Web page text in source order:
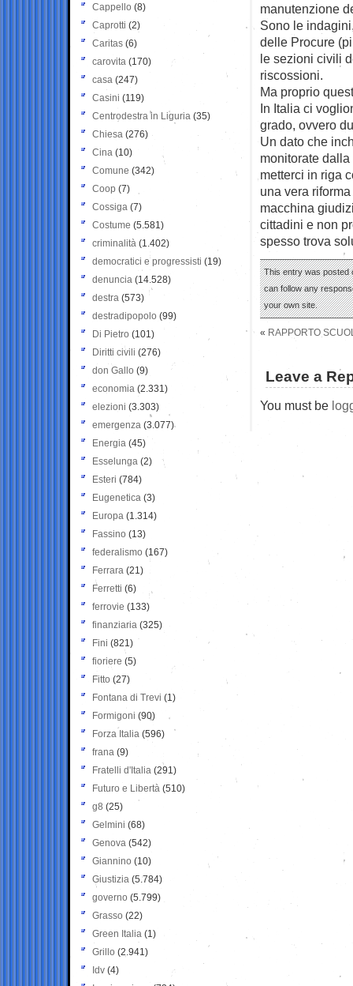
manutenzione
Sono le
delle Procure
le sezioni civili
riscossioni.
Ma proprio
In Italia ci
grado, ovvero
Un dato che
monitorate
metterci in riga
una vera
macchina
cittadini e non
spesso trova
This entry was posted
can follow any
your own site.
« RAPPORTO
Leave a
You must be
Cappello (8)
Caprotti (2)
Caritas (6)
carovita (170)
casa (247)
Casini (119)
Centrodestra in Liguria (35)
Chiesa (276)
Cina (10)
Comune (342)
Coop (7)
Cossiga (7)
Costume (5.581)
criminalità (1.402)
democratici e progressisti (19)
denuncia (14.528)
destra (573)
destradipopolo (99)
Di Pietro (101)
Diritti civili (276)
don Gallo (9)
economia (2.331)
elezioni (3.303)
emergenza (3.077)
Energia (45)
Esselunga (2)
Esteri (784)
Eugenetica (3)
Europa (1.314)
Fassino (13)
federalismo (167)
Ferrara (21)
Ferretti (6)
ferrovie (133)
finanziaria (325)
Fini (821)
fioriere (5)
Fitto (27)
Fontana di Trevi (1)
Formigoni (90)
Forza Italia (596)
frana (9)
Fratelli d'Italia (291)
Futuro e Libertà (510)
g8 (25)
Gelmini (68)
Genova (542)
Giannino (10)
Giustizia (5.784)
governo (5.799)
Grasso (22)
Green Italia (1)
Grillo (2.941)
Idv (4)